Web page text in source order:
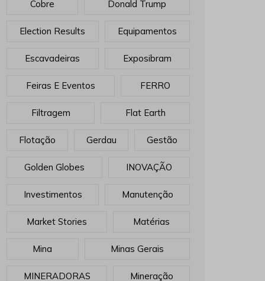
Cobre Donald Trump
Election Results Equipamentos
Escavadeiras Exposibram
Feiras E Eventos FERRO
Filtragem Flat Earth
Flotação Gerdau Gestão
Golden Globes INOVAÇÃO
Investimentos Manutenção
Market Stories Matérias
Mina Minas Gerais
MINERADORAS Mineração